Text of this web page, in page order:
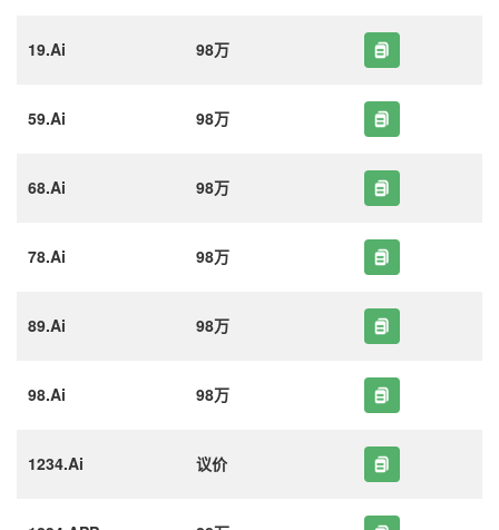
19.Ai 98万
59.Ai 98万
68.Ai 98万
78.Ai 98万
89.Ai 98万
98.Ai 98万
1234.Ai 议价